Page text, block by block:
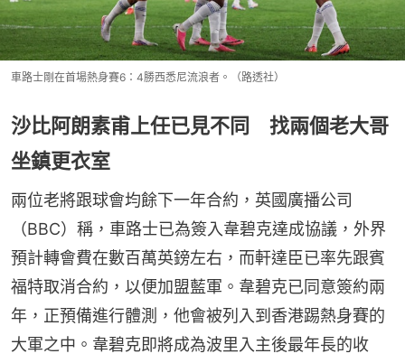
車路士剛在首場熱身賽6：4勝西悉尼流浪者。（路透社）
沙比阿朗素甫上任已見不同 找兩個老大哥
坐鎮更衣室
兩位老將跟球會均餘下一年合約，英國廣播公司
（BBC）稱，車路士已為簽入韋碧克達成協議，外界
預計轉會費在數百萬英鎊左右，而軒達臣已率先跟賓
福特取消合約，以便加盟藍軍。韋碧克已同意簽約兩
年，正預備進行體測，他會被列入到香港踢熱身賽的
大軍之中。韋碧克即將成為波里入主後最年長的收